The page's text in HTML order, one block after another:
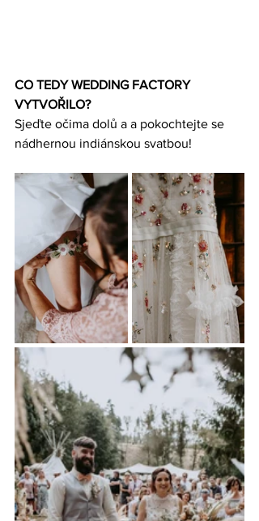
CO TEDY WEDDING FACTORY
VYTVOŘILO?
Sjeďte očima dolů a a pokochtejte se
nádhernou indiánskou svatbou!